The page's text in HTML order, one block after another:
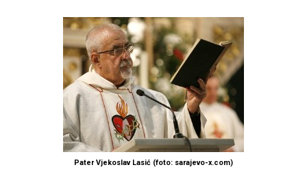
Pater Vjekoslav Lasić (foto: sarajevo-x.com)